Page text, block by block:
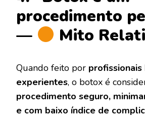
procedimento
—
Mito
Quando feito por
experientes, o botox é
procedimento seguro,
e com baixo índice de